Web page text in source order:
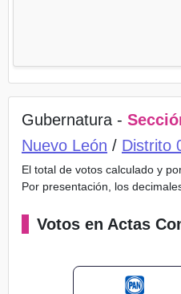
Gubernatura -
Nuevo León / Distrito
El total de votos calculado y
Por presentación, los
Votos en Actas